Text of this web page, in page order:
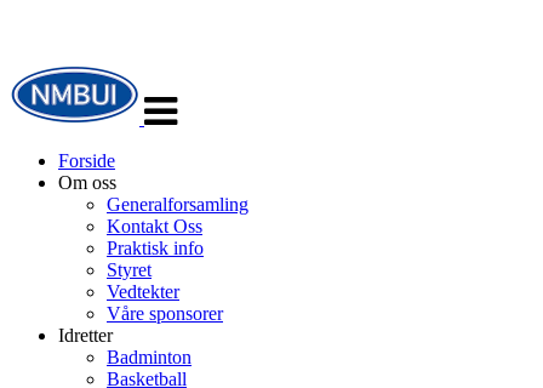
navigasjon
Forside
Om oss
Generalforsamling
Kontakt Oss
Praktisk info
Styret
Vedtekter
Våre sponsorer
Idretter
Badminton
Basketball